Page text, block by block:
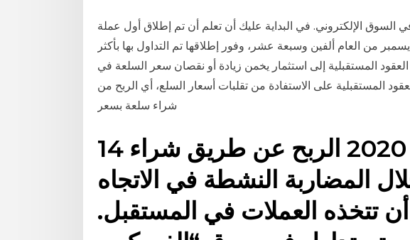
السوق الإلكتروني. في البداية عليك أن تعلم أن تم إطلاق أول عملة
من العام ألفين وسبعة عشر، وفور إطلاقها تم التداول بها بأكثر
المستقبلية إلى استثمار يخمن زيادة أو نقصان سعر السلعة في
المستقبلية على الاستفادة من تقلبات أسعار السلع، أي الربح من
شراء سلعة بسعر
14 آب (أغسطس) 2020 الربح عن طريق شراء
المضاربة النشطة في الاتجاه
تتخذه العملات في المستقبل.